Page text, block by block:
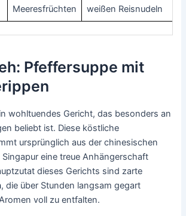
Meeresfrüchten
weißen Reisnudeln
Pfeffersuppe mit
wohltuendes Gericht, das besonders an
beliebt ist. Diese köstliche
ursprünglich aus der chinesischen
eine treue Anhängerschaft
dieses Gerichts sind zarte
, die über Stunden langsam gegart
voll zu entfalten.